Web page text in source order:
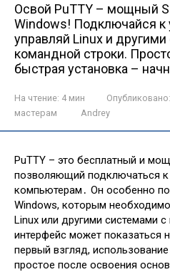
Освой PuTTY – мощный
Windows! Подключайся
управляй Linux и
командной строки.
быстрая установка –
На чтение: 4 мин Опубликовано:
мастерам
Andrey
PuTTY – это бесплатный и
позволяющий подключаться
компьютерам․ Он особенно
Windows, которым
Linux или другими системами
интерфейс может показаться
первый взгляд,
простое после освоения